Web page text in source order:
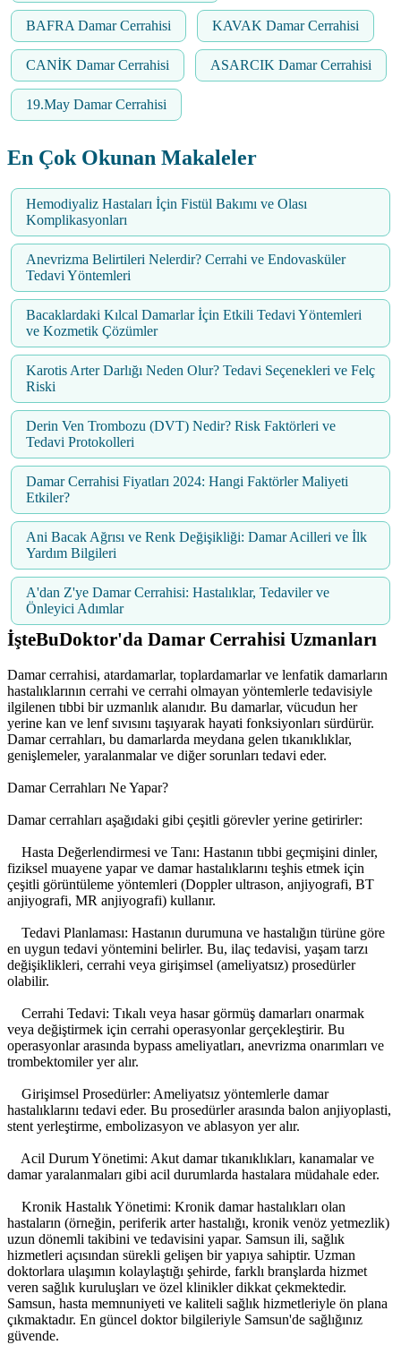
BAFRA Damar Cerrahisi KAVAK Damar Cerrahisi
CANİK Damar Cerrahisi ASARCIK Damar Cerrahisi
19.May Damar Cerrahisi
En Çok Okunan Makaleler
Hemodiyaliz Hastaları İçin Fistül Bakımı ve Olası
Komplikasyonları
Anevrizma Belirtileri Nelerdir? Cerrahi ve Endovasküler
Tedavi Yöntemleri
Bacaklardaki Kılcal Damarlar İçin Etkili Tedavi Yöntemleri
ve Kozmetik Çözümler
Karotis Arter Darlığı Neden Olur? Tedavi Seçenekleri ve Felç
Riski
Derin Ven Trombozu (DVT) Nedir? Risk Faktörleri ve
Tedavi Protokolleri
Damar Cerrahisi Fiyatları 2024: Hangi Faktörler Maliyeti
Etkiler?
Ani Bacak Ağrısı ve Renk Değişikliği: Damar Acilleri ve İlk
Yardım Bilgileri
A'dan Z'ye Damar Cerrahisi: Hastalıklar, Tedaviler ve
Önleyici Adımlar
İşteBuDoktor'da Damar Cerrahisi Uzmanları
Damar cerrahisi, atardamarlar, toplardamarlar ve lenfatik damarların
hastalıklarının cerrahi ve cerrahi olmayan yöntemlerle tedavisiyle
ilgilenen tıbbi bir uzmanlık alanıdır. Bu damarlar, vücudun her
yerine kan ve lenf sıvısını taşıyarak hayati fonksiyonları sürdürür.
Damar cerrahları, bu damarlarda meydana gelen tıkanıklıklar,
genişlemeler, yaralanmalar ve diğer sorunları tedavi eder.
Damar Cerrahları Ne Yapar?
Damar cerrahları aşağıdaki gibi çeşitli görevler yerine getirirler:
Hasta Değerlendirmesi ve Tanı: Hastanın tıbbi geçmişini dinler,
fiziksel muayene yapar ve damar hastalıklarını teşhis etmek için
çeşitli görüntüleme yöntemleri (Doppler ultrason, anjiyografi, BT
anjiyografi, MR anjiyografi) kullanır.
Tedavi Planlaması: Hastanın durumuna ve hastalığın türüne göre
en uygun tedavi yöntemini belirler. Bu, ilaç tedavisi, yaşam tarzı
değişiklikleri, cerrahi veya girişimsel (ameliyatsız) prosedürler
olabilir.
Cerrahi Tedavi: Tıkalı veya hasar görmüş damarları onarmak
veya değiştirmek için cerrahi operasyonlar gerçekleştirir. Bu
operasyonlar arasında bypass ameliyatları, anevrizma onarımları ve
trombektomiler yer alır.
Girişimsel Prosedürler: Ameliyatsız yöntemlerle damar
hastalıklarını tedavi eder. Bu prosedürler arasında balon anjiyoplasti,
stent yerleştirme, embolizasyon ve ablasyon yer alır.
Acil Durum Yönetimi: Akut damar tıkanıklıkları, kanamalar ve
damar yaralanmaları gibi acil durumlarda hastalara müdahale eder.
Kronik Hastalık Yönetimi: Kronik damar hastalıkları olan
hastaların (örneğin, periferik arter hastalığı, kronik venöz yetmezlik)
uzun dönemli takibini ve tedavisini yapar. Samsun ili, sağlık
hizmetleri açısından sürekli gelişen bir yapıya sahiptir. Uzman
doktorlara ulaşımın kolaylaştığı şehirde, farklı branşlarda hizmet
veren sağlık kuruluşları ve özel klinikler dikkat çekmektedir.
Samsun, hasta memnuniyeti ve kaliteli sağlık hizmetleriyle ön plana
çıkmaktadır. En güncel doktor bilgileriyle Samsun'de sağlığınız
güvende.